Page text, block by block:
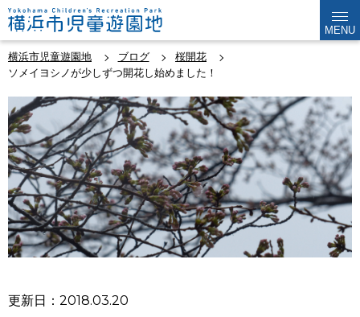
MENU
横浜市児童遊園地 ブログ
桜開花
ソメイヨシノが少しずつ開花し始めました！
更新日：2018.03.20